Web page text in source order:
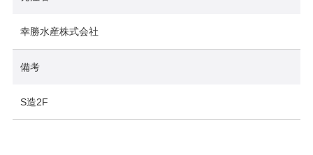
幸勝水産株式会社
備考
S造2F